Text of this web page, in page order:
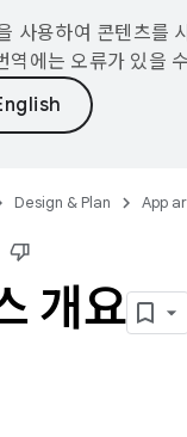
사용하여 콘텐츠를
역에는 오류가 있을
Design & Plan App
개요